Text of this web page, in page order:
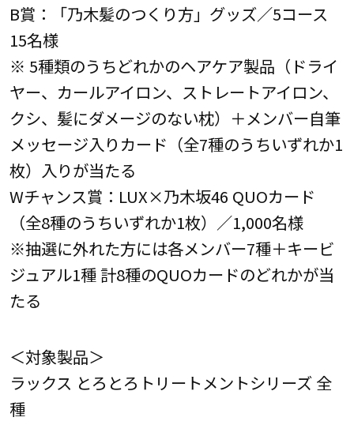
B賞：「乃木髪のつくり方」グッズ／5コース
15名様
※ 5種類のうちどれかのヘアケア製品（ドライ
ヤー、カールアイロン、ストレートアイロン、
クシ、髪にダメージのない枕）＋メンバー自筆
メッセージ入りカード（全7種のうちいずれか1
枚）入りが当たる
Wチャンス賞：LUX×乃木坂46 QUOカード
（全8種のうちいずれか1枚）／1,000名様
※抽選に外れた方には各メンバー7種＋キービ
ジュアル1種 計8種のQUOカードのどれかが当
たる
＜対象製品＞
ラックス とろとろトリートメントシリーズ 全
種